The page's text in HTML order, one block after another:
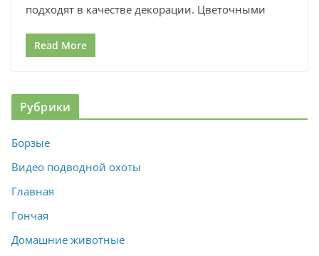
подходят в качестве декорации. Цветочными
Read More
Рубрики
Борзые
Видео подводной охоты
Главная
Гончая
Домашние животные